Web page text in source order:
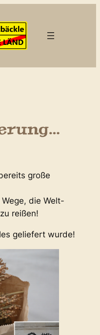
große
die Welt-
reißen!
geliefert wurde!